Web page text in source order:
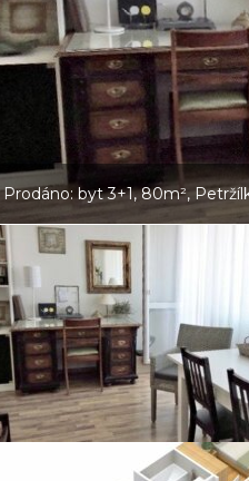
Prodáno: byt 3+1, 80m²,